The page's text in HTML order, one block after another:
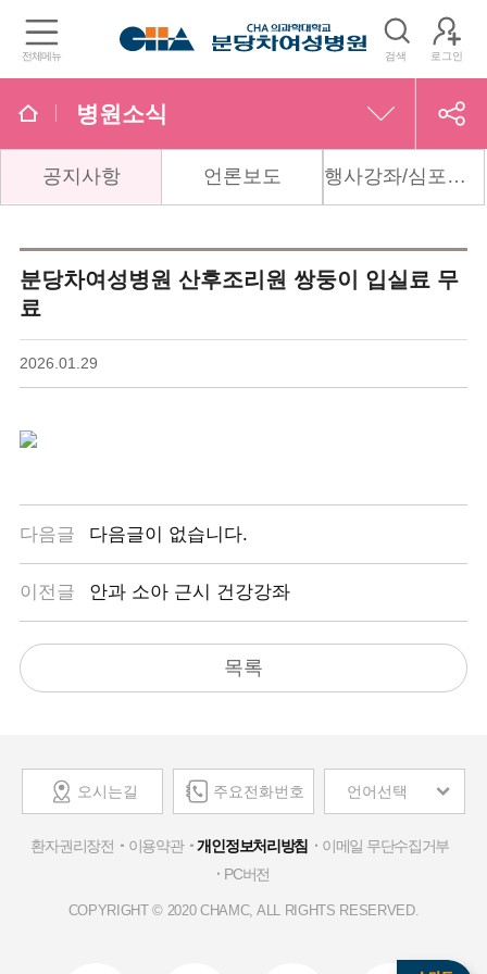
전체메뉴 검색 로그인
병원소식
분당차여성병원
병원소식
고객의소리
차병원 뉴스룸
공지사항 언론보도 행사강좌/심포지엄
분당차여성병원 산후조리원 쌍둥이 입실료 무
료
2026.01.29
다음글 다음글이 없습니다.
이전글 안과 소아 근시 건강강좌
목록
오시는길 주요전화번호 언어선택
환자권리장전 이용약관 개인정보처리방침
이메일 무단수집거부
PC버전
COPYRIGHT © 2020 CHAMC, ALL RIGHTS RESERVED.